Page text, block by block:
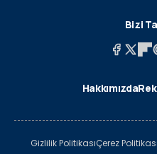
Bizi
Hakkımızda
Gizlilik PolitikasıÇerez Politikası